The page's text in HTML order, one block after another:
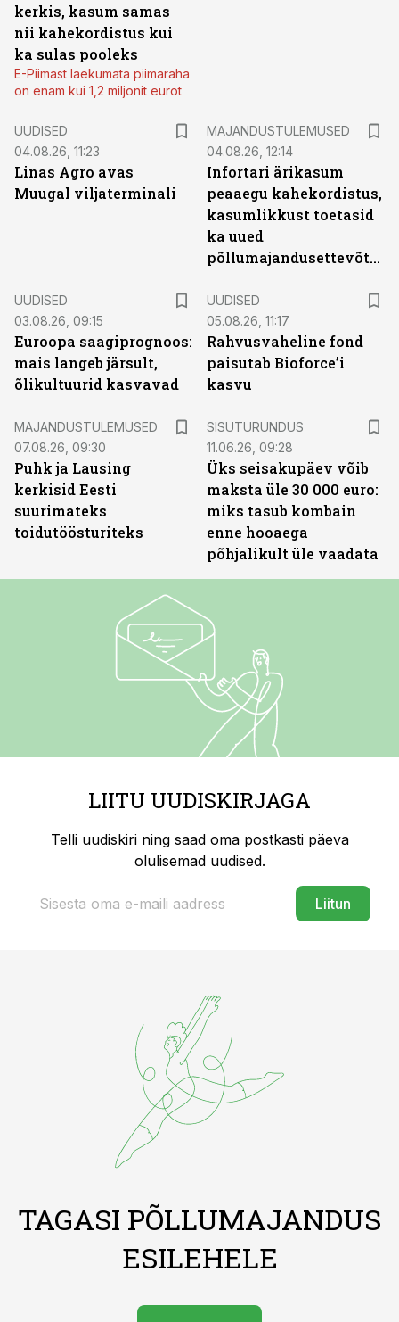
kerkis, kasum samas
nii kahekordistus kui
ka sulas pooleks
E-Piimast laekumata piimaraha
on enam kui 1,2 miljonit eurot
UUDISED
04.08.26, 11:23
Linas Agro avas
Muugal viljaterminali
MAJANDUSTULEMUSED
04.08.26, 12:14
Infortari ärikasum
peaaegu kahekordistus,
kasumlikkust toetasid
ka uued
põllumajandusettevõtted
UUDISED
03.08.26, 09:15
Euroopa saagiprognoos:
mais langeb järsult,
õlikultuurid kasvavad
UUDISED
05.08.26, 11:17
Rahvusvaheline fond
paisutab Bioforce’i
kasvu
MAJANDUSTULEMUSED
07.08.26, 09:30
Puhk ja Lausing
kerkisid Eesti
suurimateks
toidutöösturiteks
SISUTURUNDUS
11.06.26, 09:28
Üks seisakupäev võib
maksta üle 30 000 euro:
miks tasub kombain
enne hooaega
põhjalikult üle vaadata
LIITU UUDISKIRJAGA
Telli uudiskiri ning saad oma postkasti päeva
olulisemad uudised.
Liitun
TAGASI PÕLLUMAJANDUS
ESILEHELE